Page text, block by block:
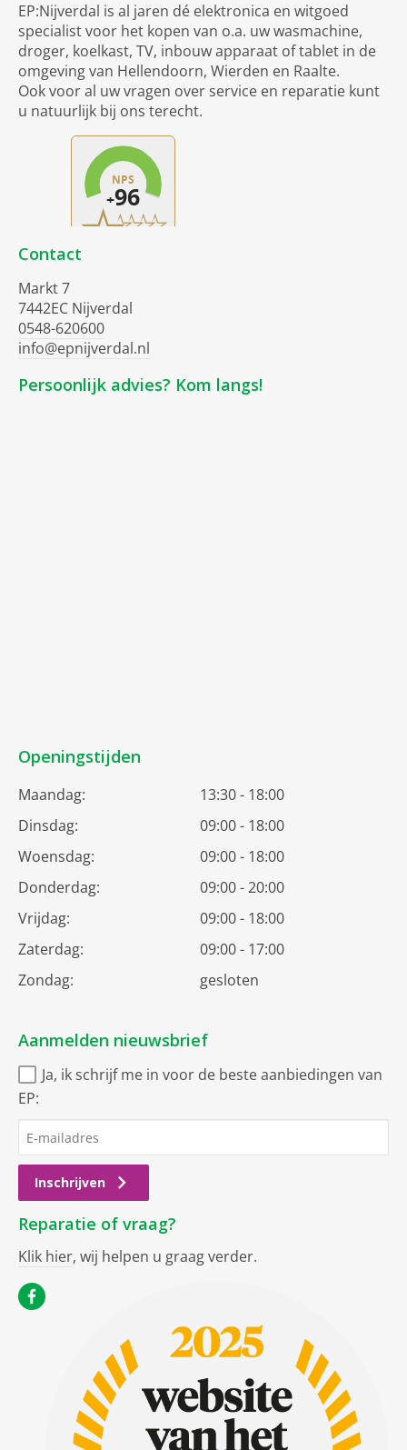
EP:Nijverdal is al jaren dé elektronica en witgoed
specialist voor het kopen van o.a. uw wasmachine,
droger, koelkast, TV, inbouw apparaat of tablet in de
omgeving van Hellendoorn, Wierden en Raalte.
Ook voor al uw vragen over service en reparatie kunt
u natuurlijk bij ons terecht.
Contact
Markt 7
7442EC Nijverdal
0548-620600
info@epnijverdal.nl
Persoonlijk advies? Kom langs!
Openingstijden
Maandag:
13:30 - 18:00
Dinsdag:
09:00 - 18:00
Woensdag:
09:00 - 18:00
Donderdag:
09:00 - 20:00
Vrijdag:
09:00 - 18:00
Zaterdag:
09:00 - 17:00
Zondag:
gesloten
Aanmelden nieuwsbrief
Ja, ik schrijf me in voor de beste aanbiedingen van
EP:
Inschrijven
Reparatie of vraag?
Klik hier, wij helpen u graag verder.